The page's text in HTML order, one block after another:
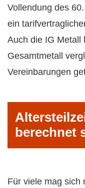
Vollendung des
ein
Auch die IG Metall
Gesamtmetall
Vereinbarungen
berechnet
Für viele mag sich